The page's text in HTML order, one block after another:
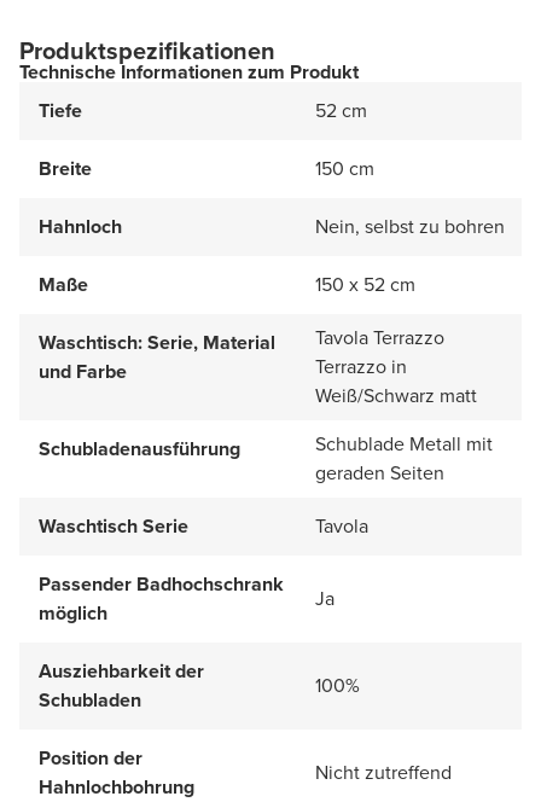
Produktspezifikationen
Technische Informationen zum Produkt
Tiefe
52 cm
Breite 150 cm
Hahnloch Nein, selbst zu bohren
Maße 150 x 52 cm
Waschtisch: Serie, Material
und Farbe
Tavola Terrazzo
Terrazzo in
Weiß/Schwarz matt
Schubladenausführung
Schublade Metall mit
geraden Seiten
Waschtisch Serie
Tavola
Passender Badhochschrank
möglich
Ja
Ausziehbarkeit der
Schubladen
100%
Position der
Hahnlochbohrung
Nicht zutreffend